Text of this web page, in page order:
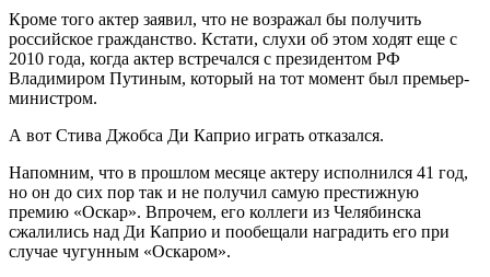
Кроме того актер заявил, что не возражал бы получить
российское гражданство. Кстати, слухи об этом ходят еще с
2010 года, когда актер встречался с президентом РФ
Владимиром Путиным, который на тот момент был премьер-
министром.
А вот Стива Джобса Ди Каприо играть отказался.
Напомним, что в прошлом месяце актеру исполнился 41 год,
но он до сих пор так и не получил самую престижную
премию «Оскар». Впрочем, его коллеги из Челябинска
сжалились над Ди Каприо и пообещали наградить его при
случае чугунным «Оскаром».